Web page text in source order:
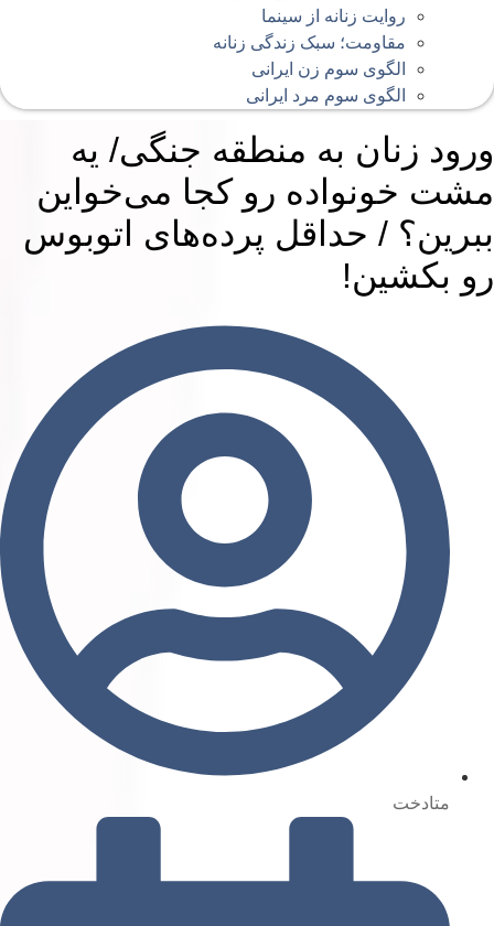
روایت زنانه از سینما
مقاومت؛ سبک زندگی زنانه
الگوی سوم زن ایرانی
الگوی سوم مرد ایرانی
زنان به منطقه جنگی/ یه
خونواده رو کجا می‌خواین
/ حداقل پرده‌های اتوبوس
بکشین!
متادخت